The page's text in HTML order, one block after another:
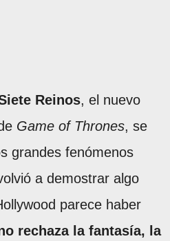
Reinos, el nuevo
Game of Thrones, se
grandes fenómenos
a demostrar algo
parece haber
rechaza la fantasía, la